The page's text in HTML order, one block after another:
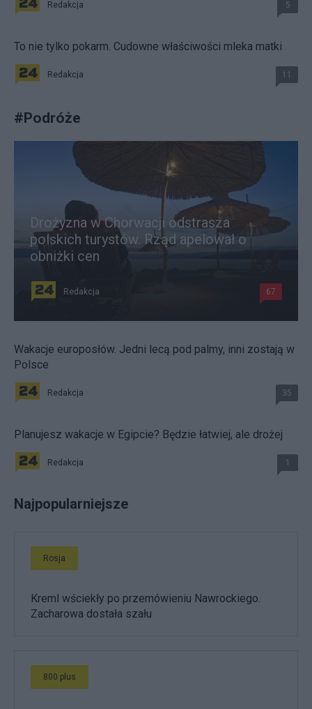
Redakcja 5
To nie tylko pokarm. Cudowne właściwości mleka matki
Redakcja 11
#Podróże
Drożyzna w Chorwacji odstrasza
polskich turystów. Rząd apelował o
obniżki cen
Redakcja 67
Wakacje europosłów. Jedni lecą pod palmy, inni zostają w
Polsce
Redakcja 35
Planujesz wakacje w Egipcie? Będzie łatwiej, ale drożej
Redakcja 1
Najpopularniejsze
Rosja
Kreml wściekły po przemówieniu Nawrockiego.
Zacharowa dostała szału
800 plus